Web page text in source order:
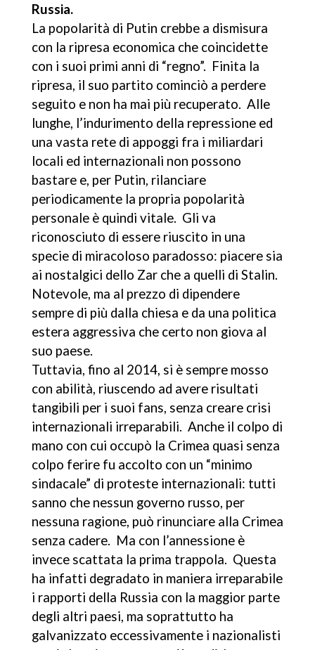
Russia.
La popolarità di Putin crebbe a dismisura
con la ripresa economica che coincidette
con i suoi primi anni di “regno”. Finita la
ripresa, il suo partito cominciò a perdere
seguito e non ha mai più recuperato. Alle
lunghe, l’indurimento della repressione ed
una vasta rete di appoggi fra i miliardari
locali ed internazionali non possono
bastare e, per Putin, rilanciare
periodicamente la propria popolarità
personale è quindi vitale. Gli va
riconosciuto di essere riuscito in una
specie di miracoloso paradosso: piacere sia
ai nostalgici dello Zar che a quelli di Stalin.
Notevole, ma al prezzo di dipendere
sempre di più dalla chiesa e da una politica
estera aggressiva che certo non giova al
suo paese.
Tuttavia, fino al 2014, si è sempre mosso
con abilità, riuscendo ad avere risultati
tangibili per i suoi fans, senza creare crisi
internazionali irreparabili. Anche il colpo di
mano con cui occupò la Crimea quasi senza
colpo ferire fu accolto con un “minimo
sindacale” di proteste internazionali: tutti
sanno che nessun governo russo, per
nessuna ragione, può rinunciare alla Crimea
senza cadere. Ma con l’annessione è
invece scattata la prima trappola. Questa
ha infatti degradato in maniera irreparabile
i rapporti della Russia con la maggior parte
degli altri paesi, ma soprattutto ha
galvanizzato eccessivamente i nazionalisti